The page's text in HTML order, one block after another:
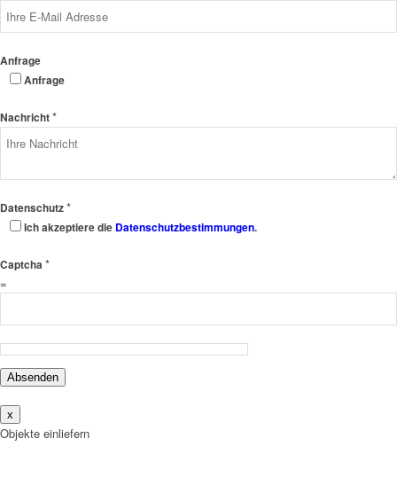
Anfrage
Anfrage
Nachricht*
Datenschutz*
Ich akzeptiere die Datenschutzbestimmungen.
Captcha *
=
Absenden
x
Objekte einliefern